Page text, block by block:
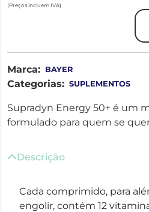
(Preços incluem IVA)
Marca: BAYER
Categorias: SUPLEMENTOS
Supradyn Energy 50+ é um
formulado para quem se
Descrição
Cada comprimido, para
engolir, contém 12